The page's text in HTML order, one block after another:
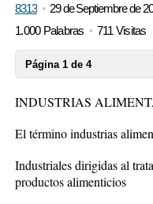
Iniciar sesión
8313
29 de Septiembre de
1.000 Palabras
711 Visitas
Página 1 de 4
INDUSTRIAS
El término industrias
Industriales dirigidas al
productos alimenticios